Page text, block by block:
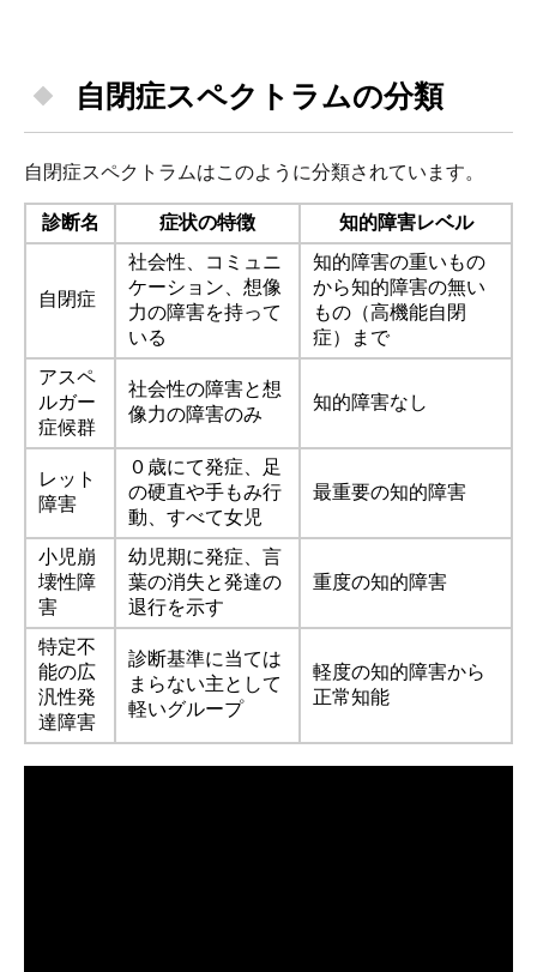
自閉症スペクトラムの分類
自閉症スペクトラムはこのように分類されています。
診断名 症状の特徴 知的障害レベル
自閉症
社会性、コミュニ
ケーション、想像
力の障害を持って
いる
知的障害の重いもの
から知的障害の無い
もの（高機能自閉
症）まで
アスペ
ルガー
症候群
社会性の障害と想
像力の障害のみ
知的障害なし
レット
障害
０歳にて発症、足
の硬直や手もみ行
動、すべて女児
最重要の知的障害
小児崩
壊性障
害
幼児期に発症、言
葉の消失と発達の
退行を示す
重度の知的障害
特定不
能の広
汎性発
達障害
診断基準に当ては
まらない主として
軽いグループ
軽度の知的障害から
正常知能